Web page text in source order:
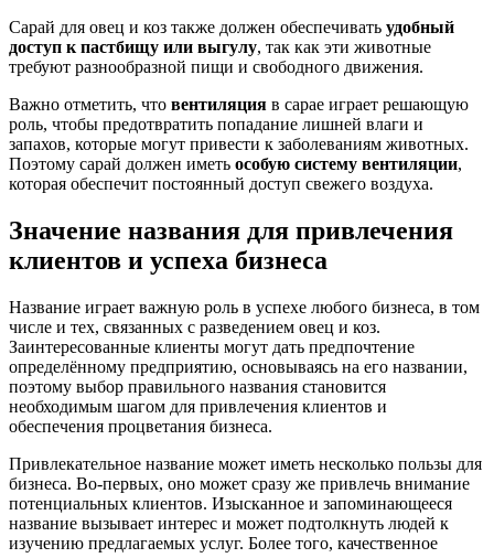
Сарай для овец и коз также должен обеспечивать удобный
доступ к пастбищу или выгулу, так как эти животные
требуют разнообразной пищи и свободного движения.
Важно отметить, что вентиляция в сарае играет решающую
роль, чтобы предотвратить попадание лишней влаги и
запахов, которые могут привести к заболеваниям животных.
Поэтому сарай должен иметь особую систему вентиляции,
которая обеспечит постоянный доступ свежего воздуха.
Значение названия для привлечения
клиентов и успеха бизнеса
Название играет важную роль в успехе любого бизнеса, в том
числе и тех, связанных с разведением овец и коз.
Заинтересованные клиенты могут дать предпочтение
определённому предприятию, основываясь на его названии,
поэтому выбор правильного названия становится
необходимым шагом для привлечения клиентов и
обеспечения процветания бизнеса.
Привлекательное название может иметь несколько пользы для
бизнеса. Во-первых, оно может сразу же привлечь внимание
потенциальных клиентов. Изысканное и запоминающееся
название вызывает интерес и может подтолкнуть людей к
изучению предлагаемых услуг. Более того, качественное